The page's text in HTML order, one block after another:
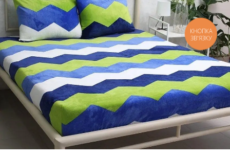
КНОПКА
ЗВ'ЯЗКУ